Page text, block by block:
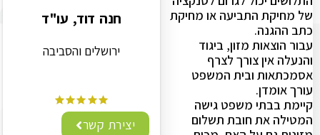
של מחיקת התביעה או מחיקת
כתב ההגנה.
עבור הוצאות מזון, ביגוד
והנעלה אין צורך לצרף
אסמכתאות ובית המשפט
עורך אומדן.
קיימת בבתי משפט גישה
המטילה את חובת תשלום
חנה דוד, עו"ד
ירושלים והסביבה
יצירת קשר